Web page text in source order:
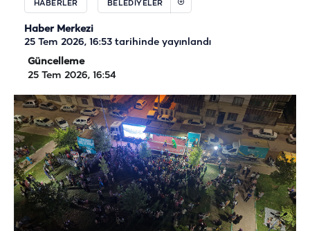
HABERLER BELEDIYELER
Haber Merkezi
25 Tem 2026, 16:53 tarihinde yayınlandı
Güncelleme
25 Tem 2026, 16:54